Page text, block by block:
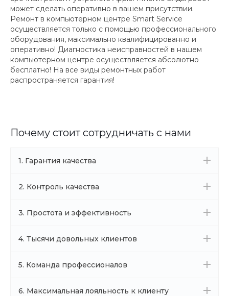
может сделать оперативно в вашем присутствии.
Ремонт в компьютерном центре Smart Service
осуществляется только с помощью профессионального
оборудования, максимально квалифицированно и
оперативно! Диагностика неисправностей в нашем
компьютерном центре осуществляется абсолютно
бесплатно! На все виды ремонтных работ
распространяется гарантия!
Почему стоит сотрудничать с нами
1. Гарантия качества
2. Контроль качества
3. Простота и эффективность
4. Тысячи довольных клиентов
5. Команда профессионалов
6. Максимальная лояльность к клиенту